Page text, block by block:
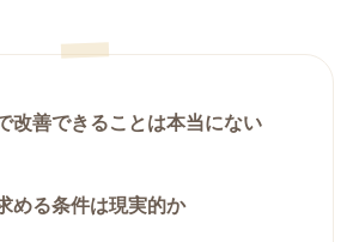
改善できることは本当にない
める条件は現実的か